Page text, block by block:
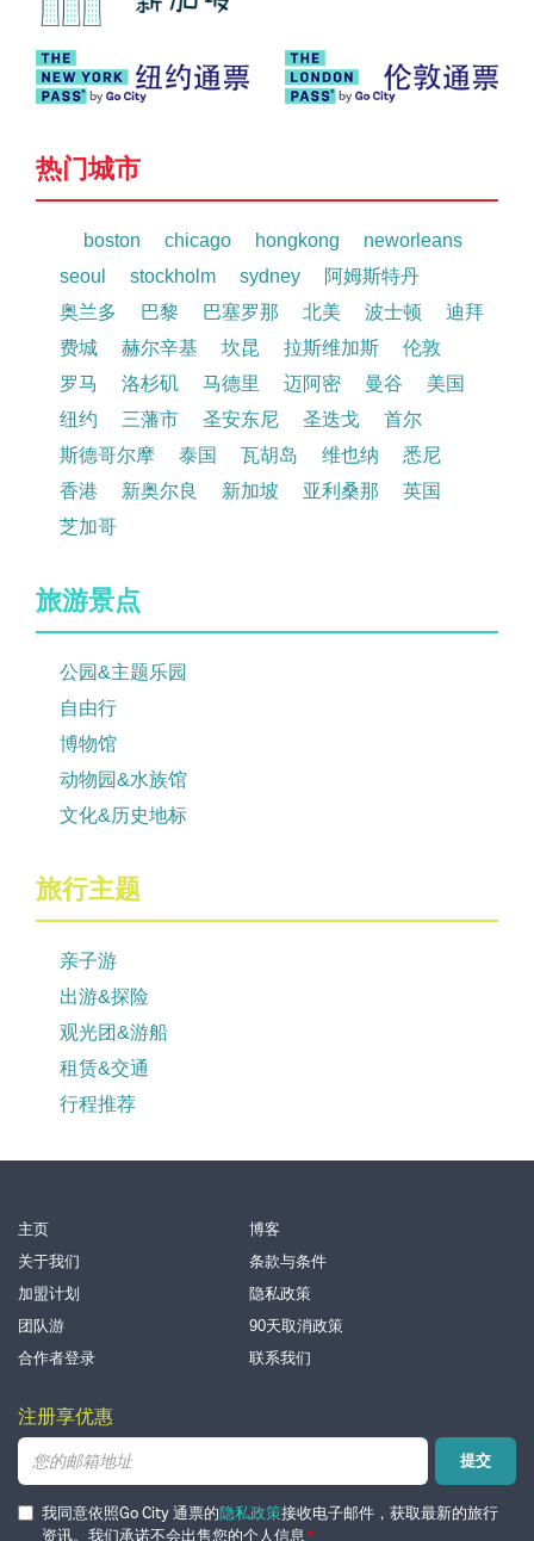
热门城市
boston chicago hongkong
neworleans
seoul
stockholm sydney
阿姆斯特丹
奥兰多
巴黎 巴塞罗那 北美 波士顿
迪拜
费城
赫尔辛基 坎昆 拉斯维加斯
伦敦
罗马
洛杉矶 马德里 迈阿密 曼谷
美国
纽约
三藩市 圣安东尼 圣迭戈
首尔
斯德哥尔摩
泰国 瓦胡岛 维也纳
悉尼
香港
新奥尔良 新加坡 亚利桑那
英国
芝加哥
旅游景点
公园&主题乐园
自由行
博物馆
动物园&水族馆
文化&历史地标
旅行主题
亲子游
出游&探险
观光团&游船
租赁&交通
行程推荐
Footer
主页
博客
关于我们
条款与条件
加盟计划
隐私政策
团队游
90天取消政策
合作者登录
联系我们
注册享优惠
提交
我同意依照Go City 通票的 隐私政策接收电子邮件，获取最新的旅行
资讯。我们承诺不会出售您的个人信息